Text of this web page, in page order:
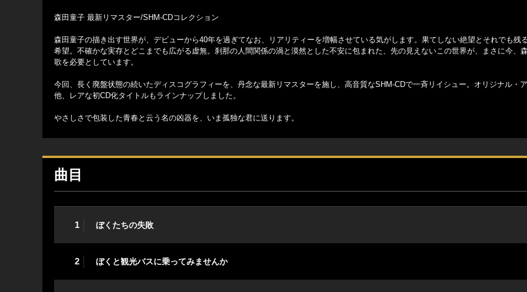
森田童子 最新リマスター/SHM-CDコレクション
森田童子の描き出す世界が、デビューから40年を過ぎてなお、リアリティーを増幅させている気がします。果てしない絶望とそれでも残
希望。不確かな実存とどこまでも広がる虚無。刹那の人間関係の渦と漠然とした不安に包まれた、先の見えないこの世界が、まさに今、
歌を必要としています。
今回、長く廃盤状態の続いたディスコグラフィーを、丹念な最新リマスターを施し、高音質なSHM-CDで一斉リイシュー。オリジナル・
他、レアな初CD化タイトルもラインナップしました。
やさしさで包装した青春と云う名の凶器を、いま孤独な君に送ります。
曲目
1 ぼくたちの失敗
2 ぼくと観光バスに乗ってみませんか